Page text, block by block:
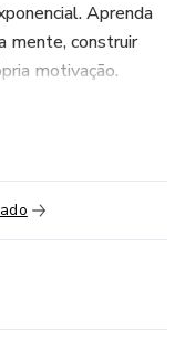
Aprenda
mente, construir
motivação.
também em
em prática todo o
um universo de
os segredos dos
seu tempo,